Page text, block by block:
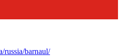
russia/barnaul/